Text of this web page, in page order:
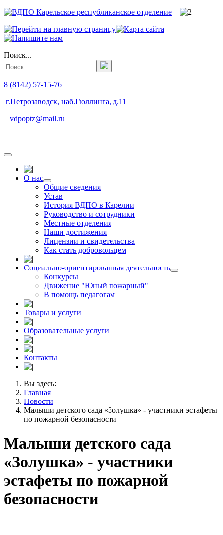
Поиск...
8 (8142) 57-15-76
г.Петрозаводск, наб.Гюллинга, д.11
vdpoptz@mail.ru
О нас
Общие сведения
Устав
История ВДПО в Карелии
Руководство и сотрудники
Местные отделения
Наши достижения
Лицензии и свидетельства
Как стать добровольцем
Социально-ориентированная деятельность
Конкурсы
Движение "Юный пожарный"
В помощь педагогам
Товары и услуги
Образовательные услуги
Контакты
Вы здесь:
Главная
Новости
Малыши детского сада «Золушка» - участники эстафеты
по пожарной безопасности
Малыши детского сада
«Золушка» - участники
эстафеты по пожарной
безопасности